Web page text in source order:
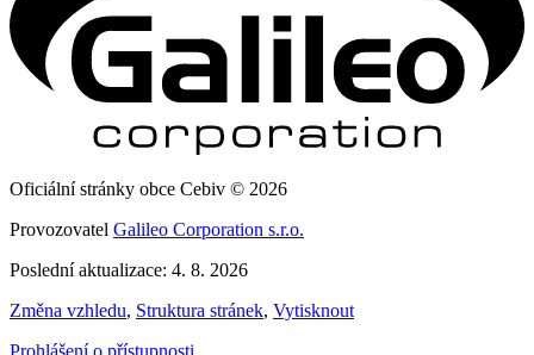
Oficiální stránky obce Cebiv © 2026
Provozovatel Galileo Corporation s.r.o.
Poslední aktualizace: 4. 8. 2026
Změna vzhledu, Struktura stránek, Vytisknout